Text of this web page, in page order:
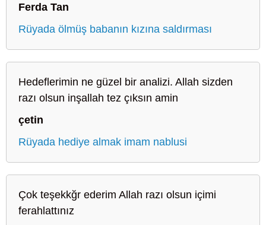
Ferda Tan
Rüyada ölmüş babanın kızına saldırması
Hedeflerimin ne güzel bir analizi. Allah sizden
razı olsun inşallah tez çıksın amin
çetin
Rüyada hediye almak imam nablusi
Çok teşekkğr ederim Allah razı olsun içimi
ferahlattınız